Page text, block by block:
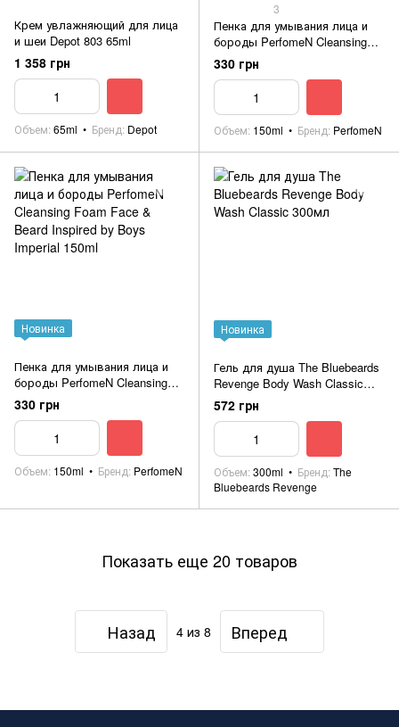
Крем увлажняющий для лица
и шеи Depot 803 65ml
1 358 грн
Объем 65ml Бренд Depot
3
Пенка для умывания лица и
бороды PerfomeN Cleansing
Foam Face & Beard 150ml
330 грн
Объем 150ml Бренд PerfomeN
Новинка
Пенка для умывания лица и
бороды PerfomeN Cleansing
Foam Face & Beard Inspired by
Boys Imperial 150ml
330 грн
Объем 150ml Бренд PerfomeN
Новинка
Гель для душа The Bluebeards
Revenge Body Wash Classic
300мл
572 грн
Объем 300ml Бренд The
Bluebeards Revenge
Показать еще 20 товаров
Назад 4 из 8 Вперед